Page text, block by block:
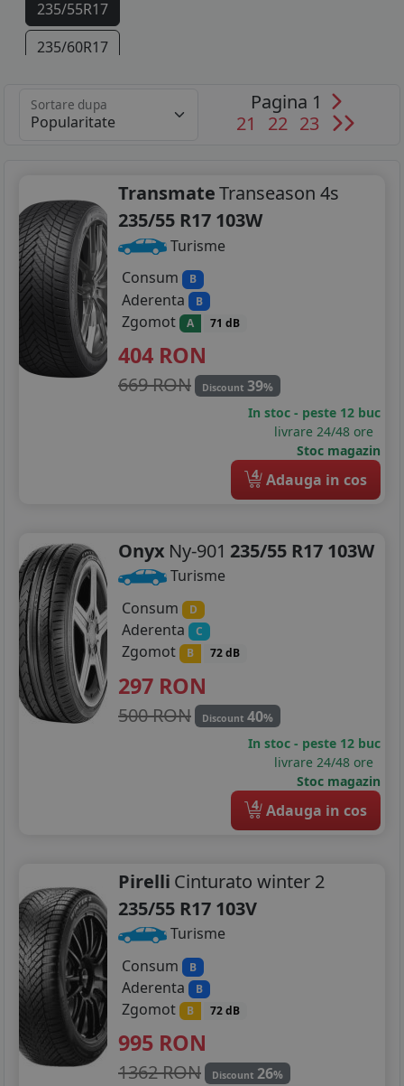
235/55R17
235/60R17
235/50R18
245/45R18
255/45R18
235/45R19
235/50R19
255/40R19
275/35R21
Sortare dupa
Pagina 1
21
22 23
TransmateTranseason 4s
235/55 R17 103W
Turisme
Consum
B
Aderenta B
Zgomot A 71 dB
404 RON
669 RON Discount 39%
In stoc - peste 12 buc
livrare 24/48 ore
Stoc magazin
4 Adauga in cos
Onyx Ny-901 235/55 R17 103W
Turisme
Consum
D
Aderenta C
Zgomot B 72 dB
297 RON
500 RON Discount 40%
In stoc - peste 12 buc
livrare 24/48 ore
Stoc magazin
4 Adauga in cos
Pirelli Cinturato winter 2
235/55 R17 103V
Turisme
Consum
B
Aderenta B
Zgomot B 72 dB
995 RON
1362 RON Discount 26%